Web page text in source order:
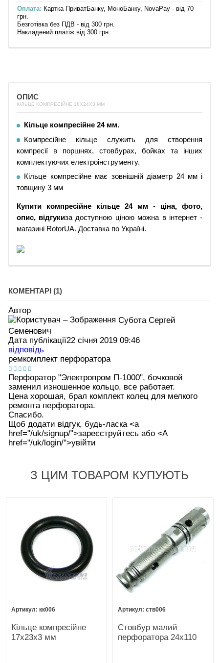
Оплата: Картка ПриватБанку, МоноБанку, NovaPay - від 70
грн.
Безготівка без ПДВ - від 300 грн.
Накладений платіж від 300 грн.
ОПИС
КІЛЬЦЕ КОМПРЕСІЙНЕ 18Х24Х3 ММ
Кільце компресійне 24 мм.
Компресійне кільце служить для створення
компресії в поршнях, стовбурах, бойках та інших
комплектуючих електроінструменту.
Кільце компресійне має зовнішній діаметр 24 мм і
товщину 3 мм
Купити компресійне кільце 24 мм - ціна, фото,
опис, відгукиза доступною ціною можна в інтернет -
магазині RotorUA. Доставка по Україні.
КОМЕНТАРІ (1)
Автор
Субота Сергей
Семенович
Дата публікації22 січня 2019 09:46
відповідь
ремкомплект перфоратора
Перфоратор "Электропром П-1000", бочковой
заменил изношенное кольцо, все работает.
Цена хорошая, брал комплект колец для мелкого
ремонта перфоратора.
Спасибо.
Щоб додати відгук, будь-ласка <а
href="/uk/signup/">зареєструйтесь або <А
href="/uk/login/">увійти
З ЦИМ ТОВАРОМ КУПУЮТЬ
кк006
Кільце компресійне
17х23х3 мм
ств006
Стовбур малий
перфоратора 24х110